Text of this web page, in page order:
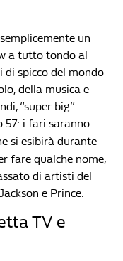
un
a tutto tondo al
spicco del mondo
della musica e
“super big”
57: i fari saranno
si esibirà durante
fare qualche nome,
di artisti del
e Prince.
TV e